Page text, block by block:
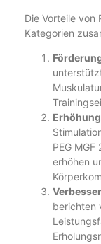
Die Vorteile von
Kategorien
PEG
erhöhen
berichten